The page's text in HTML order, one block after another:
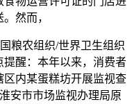
然而，
农组织/世界卫生组织
醒：本年以来，消费者
内某蛋糕坊开展监视查
安市市场监视办理局原